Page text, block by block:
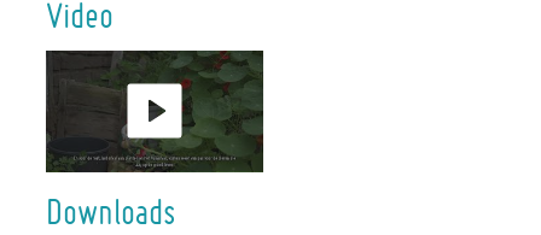
Video
Downloads